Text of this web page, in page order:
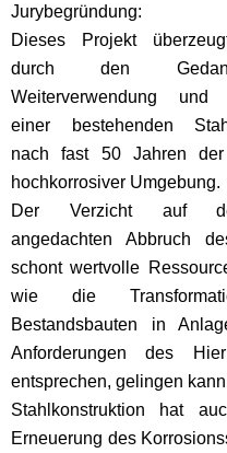
Jurybegründung:
Dieses Projekt
durch den
Weiterverwendung und
einer bestehenden
nach fast 50 Jahren
hochkorrosiver Umgebung.
Der Verzicht auf
angedachten Abbruch
schont wertvolle
wie die
Bestandsbauten in
Anforderungen des
entsprechen, gelingen
Stahlkonstruktion hat
Erneuerung des